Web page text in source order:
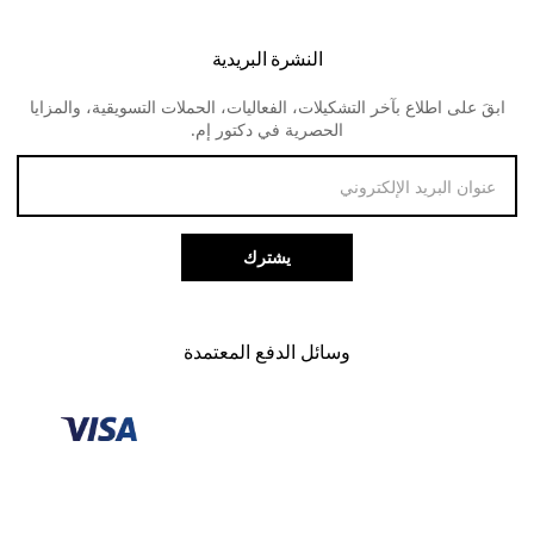
طرق الدفع
خدمة العملاء
النشرة البريدية
ابقَ على اطلاع بآخر التشكيلات، الفعاليات، الحملات التسويقية، والمزايا
الحصرية في دكتور إم.
يشترك
وسائل الدفع المعتمدة